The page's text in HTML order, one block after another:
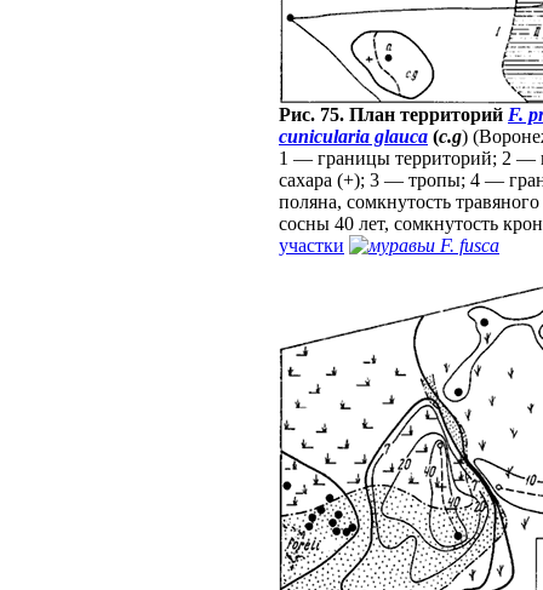
Рис. 75. План территорий F.
cunicularia glauca (c.g)
1 — границы территорий; 2 —
сахара (+); 3 — тропы; 4 —
поляна, сомкнутость
сосны 40 лет, сомкнутость
участки
F. fusca